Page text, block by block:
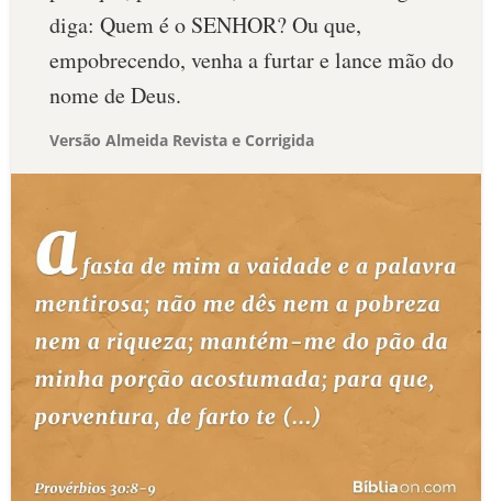
diga: Quem é o SENHOR? Ou que,
empobrecendo, venha a furtar e lance mão do
nome de Deus.
Versão Almeida Revista e Corrigida